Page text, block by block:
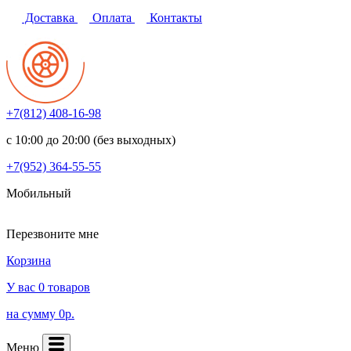
Доставка Оплата Контакты
+7(812) 408-16-98
с 10:00 до 20:00 (без выходных)
+7(952) 364-55-55
Мобильный
Перезвоните мне
Корзина
У вас 0 товаров
на сумму 0р.
Меню